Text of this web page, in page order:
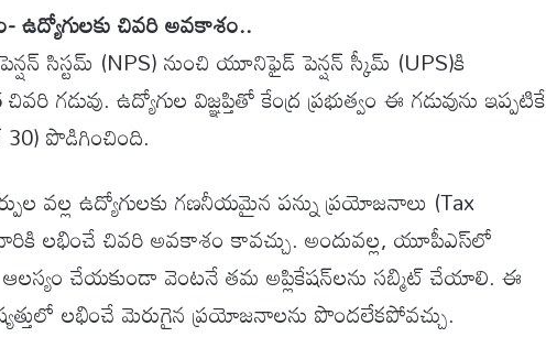
ఉద్యోగులకు చివరి అవకాశం..
పెన్షన్ సిస్టమ్ (NPS) నుంచి యూనిఫైడ్ పెన్షన్ స్కీమ్ (UPS)కి
ఉద్యోగుల విజ్ఞప్తితో కేంద్ర ప్రభుత్వం ఈ గడువును ఇప్పటికే
30) పొడిగించింది.
వల్ల ఉద్యోగులకు గణనీయమైన పన్ను ప్రయోజనాలు (Tax
లభించే చివరి అవకాశం కావచ్చు. అందువల్ల, యూపీఎస్‌లో
ఆలస్యం చేయకుండా వెంటనే తమ అప్లికేషన్‌లను సబ్మిట్ చేయాలి. ఈ
లభించే మెరుగైన ప్రయోజనాలను పొందలేకపోవచ్చు.